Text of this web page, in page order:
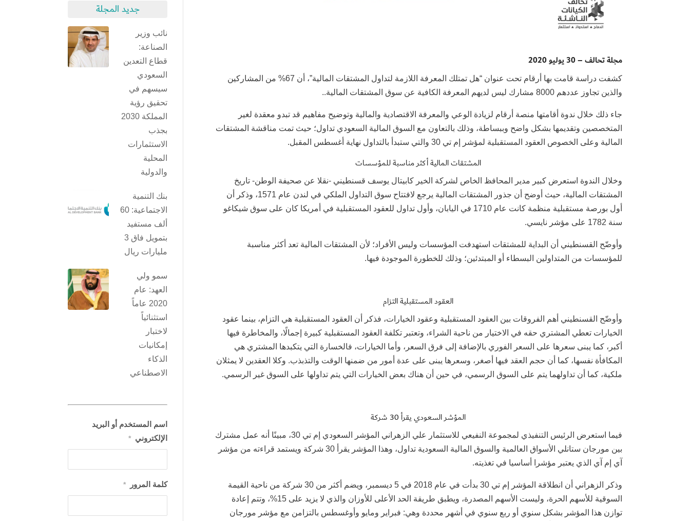
مجلة تحالف – 30 يوليو 2020
كشفت دراسة قامت بها أرقام تحت عنوان “هل تمتلك المعرفة اللازمة لتداول المشتقات المالية”، أن 67% من المشاركين
والذين تجاوز عددهم 8000 مشارك ليس لديهم المعرفة الكافية عن سوق المشتقات المالية..
جاء ذلك خلال ندوة أقامتها منصة أرقام لزيادة الوعي والمعرفة الاقتصادية والمالية وتوضيح مفاهيم قد تبدو معقدة لغير
المتخصصين وتقديمها بشكل واضح وببساطة، وذلك بالتعاون مع السوق المالية السعودي تداول؛ حيث تمت مناقشة المشتقات
المالية وعلى الخصوص العقود المستقبلية لمؤشر إم تي 30 والتي ستبدأ بالتداول نهاية أغسطس المقبل.
المشتقات المالية أكثر مناسبة للمؤسسات
وخلال الندوة استعرض كبير مدير المحافظ الخاص لشركة الخير كابيتال يوسف قسنطيني -نقلا عن صحيفة الوطن- تاريخ
المشتقات المالية، حيث أوضح أن جذور المشتقات المالية يرجع لافتتاح سوق التداول الملكي في لندن عام 1571، وذكر أن
أول بورصة مستقبلية منظمة كانت عام 1710 في اليابان، وأول تداول للعقود المستقبلية في أمريكا كان على سوق شيكاغو
سنة 1782 على مؤشر نايسي.
وأوضّح القسنطيني أن البداية للمشتقات استهدفت المؤسسات وليس الأفراد؛ لأن المشتقات المالية تعد أكثر مناسبة
للمؤسسات من المتداولين البسطاء أو المبتدئين؛ وذلك للخطورة الموجودة فيها.
العقود المستقبلية التزام
وأوضّح القسنطيني أهم الفروقات بين العقود المستقبلية وعقود الخيارات، فذكر أن العقود المستقبلية هي التزام، بينما عقود
الخيارات تعطي المشتري حقه في الاختيار من ناحية الشراء، وتعتبر تكلفة العقود المستقبلية كبيرة إجمالًا، والمخاطرة فيها
أكبر، كما يبنى سعرها على السعر الفوري بالإضافة إلى فرق السعر، وأما الخيارات، فالخسارة التي يتكبدها المشتري هي
المكافأة نفسها، كما أن حجم العقد فيها أصغر، وسعرها يبنى على عدة أمور من ضمنها الوقت والتذبذب. وكلا العقدين لا يمثلان
ملكية، كما أن تداولهما يتم على السوق الرسمي، في حين أن هناك بعض الخيارات التي يتم تداولها على السوق غير الرسمي.
المؤشر السعودي يقرأ 30 شركة
فيما استعرض الرئيس التنفيذي لمجموعة النفيعي للاستثمار علي الزهراني المؤشر السعودي إم تي 30، مبينًا أنه عمل مشترك
بين مورجان ستانلي الأسواق العالمية والسوق المالية السعودية تداول، وهذا المؤشر يقرأ 30 شركة ويستمد قراءته من مؤشر
آي إم آي الذي يعتبر مؤشرا أساسيا في تغذيته.
وذكر الزهراني أن انطلاقة المؤشر إم تي 30 بدأت في عام 2018 في 5 ديسمبر، ويضم أكثر من 30 شركة من ناحية القيمة
السوقية للأسهم الحرة، وليست الأسهم المصدرة، ويطبق طريقة الحد الأعلى للأوزان والذي لا يزيد على 15%، وتتم إعادة
توازن هذا المؤشر بشكل سنوي أو ربع سنوي في أشهر محددة وهي: فبراير ومايو وأوغسطس بالتزامن مع مؤشر مورجان
جديد المجلة
نائب وزير
الصناعة:
قطاع التعدين
السعودي
سيسهم في
تحقيق رؤية
المملكة 2030
بجذب
الاستثمارات
المحلية
والدولية
بنك التنمية
الاجتماعية: 60
ألف مستفيد
بتمويل فاق 3
مليارات ريال
سمو ولي
العهد: عام
2020 عاماً
استثنائياً
لاختبار
إمكانيات
الذكاء
الاصطناعي
اسم المستخدم أو البريد
الإلكتروني *
كلمة المرور *